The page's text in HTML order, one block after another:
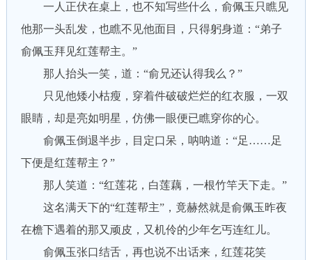
一人正伏在桌上，也不知写些什么，俞佩玉只瞧见
他那一头乱发，也瞧不见他面目，只得躬身道：“弟子
俞佩玉拜见红莲帮主。”
那人抬头一笑，道：“俞兄还认得我么？”
只见他矮小枯瘦，穿着件破破烂烂的红衣服，一双
眼睛，却是亮如明星，仿佛一眼便已瞧穿你的心。
俞佩玉倒退半步，目定口呆，呐呐道：“足……足
下便是红莲帮主？”
那人笑道：“红莲花，白莲藕，一根竹竿天下走。”
这名满天下的“红莲帮主”，竟赫然就是俞佩玉昨夜
在檐下遇着的那又顽皮，又机伶的少年乞丐连红儿。
俞佩玉张口结舌，再也说不出话来，红莲花笑